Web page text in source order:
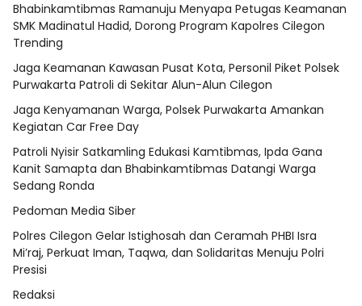
Bhabinkamtibmas Ramanuju Menyapa Petugas Keamanan
SMK Madinatul Hadid, Dorong Program Kapolres Cilegon
Trending
Jaga Keamanan Kawasan Pusat Kota, Personil Piket Polsek
Purwakarta Patroli di Sekitar Alun-Alun Cilegon
Jaga Kenyamanan Warga, Polsek Purwakarta Amankan
Kegiatan Car Free Day
Patroli Nyisir Satkamling Edukasi Kamtibmas, Ipda Gana
Kanit Samapta dan Bhabinkamtibmas Datangi Warga
Sedang Ronda
Pedoman Media Siber
Polres Cilegon Gelar Istighosah dan Ceramah PHBI Isra
Mi’raj, Perkuat Iman, Taqwa, dan Solidaritas Menuju Polri
Presisi
Redaksi